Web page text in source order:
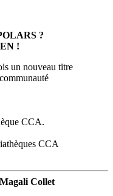
?
!
un nouveau titre
CCA.
CCA
Collet